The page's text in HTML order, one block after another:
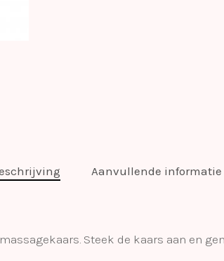
Aanvullende informatie
Steek de kaars aan en